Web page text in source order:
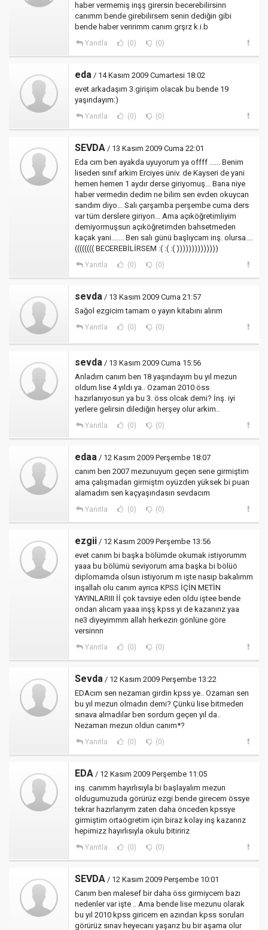
haber vermemiş inşş girersin becerebilirsinn
canımm bende girebilirsem senin dediğin gibi
bende haber veririmm canım grşrz k.i.b
Yanıtla (0) (0)
eda / 14 Kasım 2009 Cumartesi 18:02
evet arkadaşım 3.girişim olacak bu bende 19
yaşındayım:)
Yanıtla (0) (0)
SEVDA / 13 Kasım 2009 Cuma 22:01
Eda cım ben ayakda uyuyorum ya offff ...... Benim
liseden sınıf arkim Erciyes üniv. de Kayseri de yani
hemen hemen 1 aydır derse giriyomuş... Bana niye
haber vermedin dedim ne bilim sen evden okuycan
sandım diyo... Salı çarşamba perşembe cuma ders
var tüm derslere giriyon... Ama açıköğretimliyim
demiyormuşsun açıköğretimden bahsetmeden
kaçak yani....... Ben salı günü başlıycam inş. olursa....
(((((((( BECEREBİLİRSEM :( :( :( ))))))))))))))
Yanıtla (0) (0)
sevda / 13 Kasım 2009 Cuma 21:57
Sağol ezgicim tamam o yayın kitabını alırım
Yanıtla (0) (0)
sevda / 13 Kasım 2009 Cuma 15:56
Anladım canım ben 18 yaşındayım bu yıl mezun
oldum lise 4 yıldı ya.. Ozaman 2010 öss
hazırlanıyosun ya bu 3. öss olcak demi? İnş. iyi
yerlere gelirsin dilediğin herşey olur arkim..
Yanıtla (0) (0)
edaa / 12 Kasım 2009 Perşembe 18:07
canım ben 2007 mezunuyum geçen sene girmiştim
ama çalışmadan girmiştm oyüzden yüksek bi puan
alamadım sen kaçyaşındasın sevdacım
Yanıtla (0) (0)
ezgii / 12 Kasım 2009 Perşembe 13:56
evet canım bi başka bölümde okumak istiyorumm
yaaa bu bölümü seviyorum ama başka bi bölüö
diplomamda olsun istiyorum m işte nasip bakalımm
inşallah olu canım ayrıca KPSS İÇİN METİN
YAYINLARIII İİ çok tavsiye eden oldu iştee bende
ondan alıcam yaaa inşş kpss yi de kazanırız yaa
ne3 diyeyimmm allah herkezin gönlüne göre
versinnn
Yanıtla (0) (0)
Sevda / 12 Kasım 2009 Perşembe 13:22
EDAcım sen nezaman girdin kpss ye.. Ozaman sen
bu yıl mezun olmadın demi? Çünkü lise bitmeden
sınava almadılar ben sordum geçen yıl da..
Nezaman mezun oldun canım*?
Yanıtla (0) (0)
EDA / 12 Kasım 2009 Perşembe 11:05
inş. canımm hayırlısıyla bi başlayalım mezun
oldugumuzuda görürüz ezgi bende girecem össye
tekrar hazırlanyrm zaten daha önceden kpssye
girmiştim ortaögretim için biraz kolay inş kazanrız
hepimizz hayırlısıyla okulu bitiririz
Yanıtla (0) (0)
SEVDA / 12 Kasım 2009 Perşembe 10:01
Canım ben malesef bir daha öss girmiycem bazı
nedenler var işte .. Ama bende lise mezunu olarak
bu yıl 2010 kpss giricem en azından kpss soruları
görürüz sınav heyecanı yaşarız bu bir aşama olur